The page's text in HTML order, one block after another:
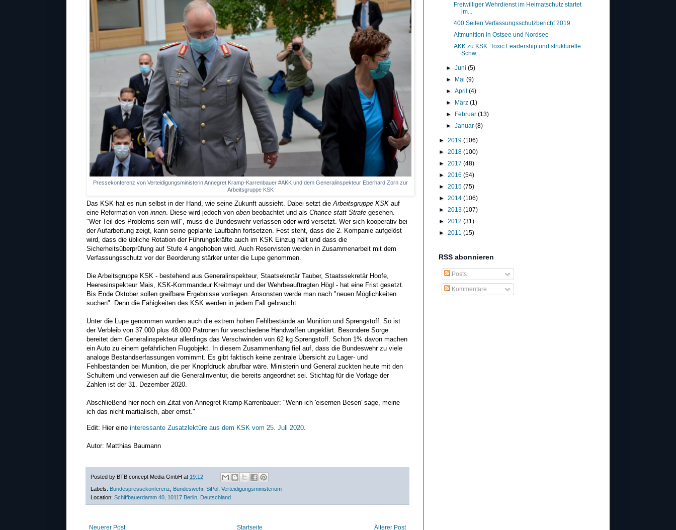
Pressekonferenz von Verteidigungsministerin Annegret Kramp-Karrenbauer #AKK und dem Generalinspekteur Eberhard Zorn zur
Arbeitsgruppe KSK
Das KSK hat es nun selbst in der Hand, wie seine Zukunft aussieht. Dabei setzt dieArbeitsgruppe KSK auf
eine Reformation von innen. Diese wird jedoch von oben beobachtet und als Chance statt Strafe gesehen.
"Wer Teil des Problems sein will", muss die Bundeswehr verlassen oder wird versetzt. Wer sich kooperativ bei
der Aufarbeitung zeigt, kann seine geplante Laufbahn fortsetzen. Fest steht, dass die 2. Kompanie aufgelöst
wird, dass die übliche Rotation der Führungskräfte auch im KSK Einzug hält und dass die
Sicherheitsüberprüfung auf Stufe 4 angehoben wird. Auch Reservisten werden in Zusammenarbeit mit dem
Verfassungsschutz vor der Beorderung stärker unter die Lupe genommen.
Die Arbeitsgruppe KSK - bestehend aus Generalinspekteur, Staatsekretär Tauber, Staatssekretär Hoofe,
Heeresinspekteur Mais, KSK-Kommandeur Kreitmayr und der Wehrbeauftragten Högl - hat eine Frist gesetzt.
Bis Ende Oktober sollen greifbare Ergebnisse vorliegen. Ansonsten werde man nach "neuen Möglichkeiten
suchen". Denn die Fähigkeiten des KSK werden in jedem Fall gebraucht.
Unter die Lupe genommen wurden auch die extrem hohen Fehlbestände an Munition und Sprengstoff. So ist
der Verbleib von 37.000 plus 48.000 Patronen für verschiedene Handwaffen ungeklärt. Besondere Sorge
bereitet dem Generalinspekteur allerdings das Verschwinden von 62 kg Sprengstoff. Schon 1% davon machen
ein Auto zu einem gefährlichen Flugobjekt. In diesem Zusammenhang fiel auf, dass die Bundeswehr zu viele
analoge Bestandserfassungen vornimmt. Es gibt faktisch keine zentrale Übersicht zu Lager- und
Fehlbeständen bei Munition, die per Knopfdruck abrufbar wäre. Ministerin und General zuckten heute mit den
Schultern und verwiesen auf die Generalinventur, die bereits angeordnet sei. Stichtag für die Vorlage der
Zahlen ist der 31. Dezember 2020.
Abschließend hier noch ein Zitat von Annegret Kramp-Karrenbauer: "Wenn ich 'eisernen Besen' sage, meine
ich das nicht martialisch, aber ernst."
Edit: Hier eine interessante Zusatzlektüre aus dem KSK vom 25. Juli 2020
Autor: Matthias Baumann
Posted by BTB concept Media GmbH at 19:12
Labels: Bundespressekonferenz Bundeswehr, SiPol
Verteidigungsministerium
Location: Schiffbauerdamm 40, 10117 Berlin, Deutschland
Neuerer Post Älterer Post
Startseite
Freiwilliger Wehrdienst im Heimatschutz startet
im...
400 Seiten Verfassungsschutzbericht 2019
Altmunition in Ostsee und Nordsee
AKK zu KSK: Toxic Leadership und strukturelle
Schw...
►Juni(5)
► Mai(9)
►April(4)
► März(1)
► Februar(13)
►Januar(8)
► 2019 (106)
► 2018 (100)
► 2017 (48)
► 2016 (54)
► 2015 (75)
► 2014 (106)
► 2013 (107)
► 2012 (31)
► 2011 (15)
RSS abonnieren
Posts
Kommentare